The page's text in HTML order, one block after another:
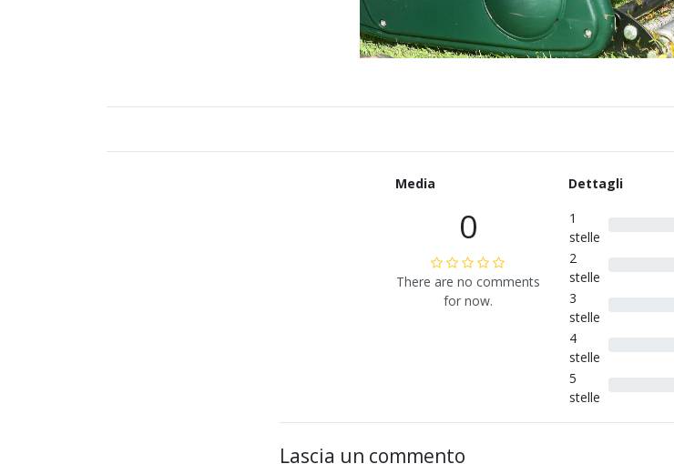
Media
0
There are no comments
for now.
Dettagli
1
stelle
2
stelle
3
stelle
4
stelle
5
stelle
Lascia un commento